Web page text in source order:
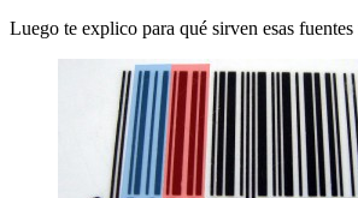
Luego te explico para qué sirven esas fuentes